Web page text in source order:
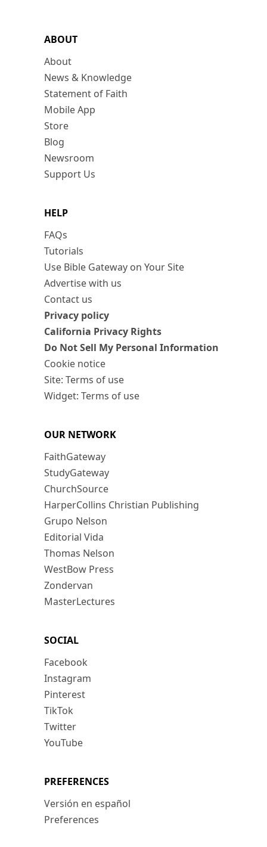
ABOUT
About
News & Knowledge
Statement of Faith
Mobile App
Store
Blog
Newsroom
Support Us
HELP
FAQs
Tutorials
Use Bible Gateway on Your Site
Advertise with us
Contact us
Privacy policy
California Privacy Rights
Do Not Sell My Personal Information
Cookie notice
Site: Terms of use
Widget: Terms of use
OUR NETWORK
FaithGateway
StudyGateway
ChurchSource
HarperCollins Christian Publishing
Grupo Nelson
Editorial Vida
Thomas Nelson
WestBow Press
Zondervan
MasterLectures
SOCIAL
Facebook
Instagram
Pinterest
TikTok
Twitter
YouTube
PREFERENCES
Versión en español
Preferences